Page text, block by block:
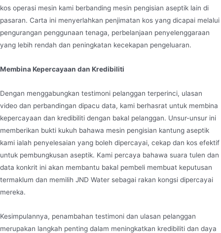
kos operasi mesin kami berbanding mesin pengisian aseptik lain di
pasaran. Carta ini menyerlahkan penjimatan kos yang dicapai melalui
pengurangan penggunaan tenaga, perbelanjaan penyelenggaraan
yang lebih rendah dan peningkatan kecekapan pengeluaran.
Membina Kepercayaan dan Kredibiliti
Dengan menggabungkan testimoni pelanggan terperinci, ulasan
video dan perbandingan dipacu data, kami berhasrat untuk membina
kepercayaan dan kredibiliti dengan bakal pelanggan. Unsur-unsur ini
memberikan bukti kukuh bahawa mesin pengisian kantung aseptik
kami ialah penyelesaian yang boleh dipercayai, cekap dan kos efektif
untuk pembungkusan aseptik. Kami percaya bahawa suara tulen dan
data konkrit ini akan membantu bakal pembeli membuat keputusan
termaklum dan memilih JND Water sebagai rakan kongsi dipercayai
mereka.
Kesimpulannya, penambahan testimoni dan ulasan pelanggan
merupakan langkah penting dalam meningkatkan kredibiliti dan daya